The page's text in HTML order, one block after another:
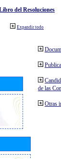
del Resoluciones
Expandir todo
de las
Otras